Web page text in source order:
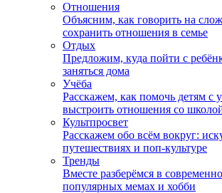
Отношения
Объясним, как говорить на
сохранить отношения в семье
Отдых
Предложим, куда пойти с
заняться дома
Учёба
Расскажем, как помочь детям с
выстроить отношения со
Культпросвет
Расскажем обо всём вокруг:
путешествиях и поп-культуре
Тренды
Вместе разберёмся в
популярных мемах и хобби